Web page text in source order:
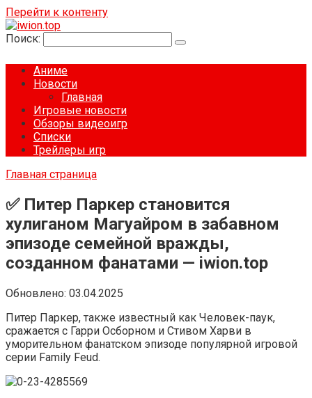
Перейти к контенту
Поиск:
Аниме
Новости
Главная
Игровые новости
Обзоры видеоигр
Списки
Трейлеры игр
Главная страница
✅ Питер Паркер становится
хулиганом Магуайром в забавном
эпизоде ​​семейной вражды,
созданном фанатами — iwion.top
Обновлено: 03.04.2025
Питер Паркер, также известный как Человек-паук,
сражается с Гарри Осборном и Стивом Харви в
уморительном фанатском эпизоде ​​популярной игровой
серии Family Feud.